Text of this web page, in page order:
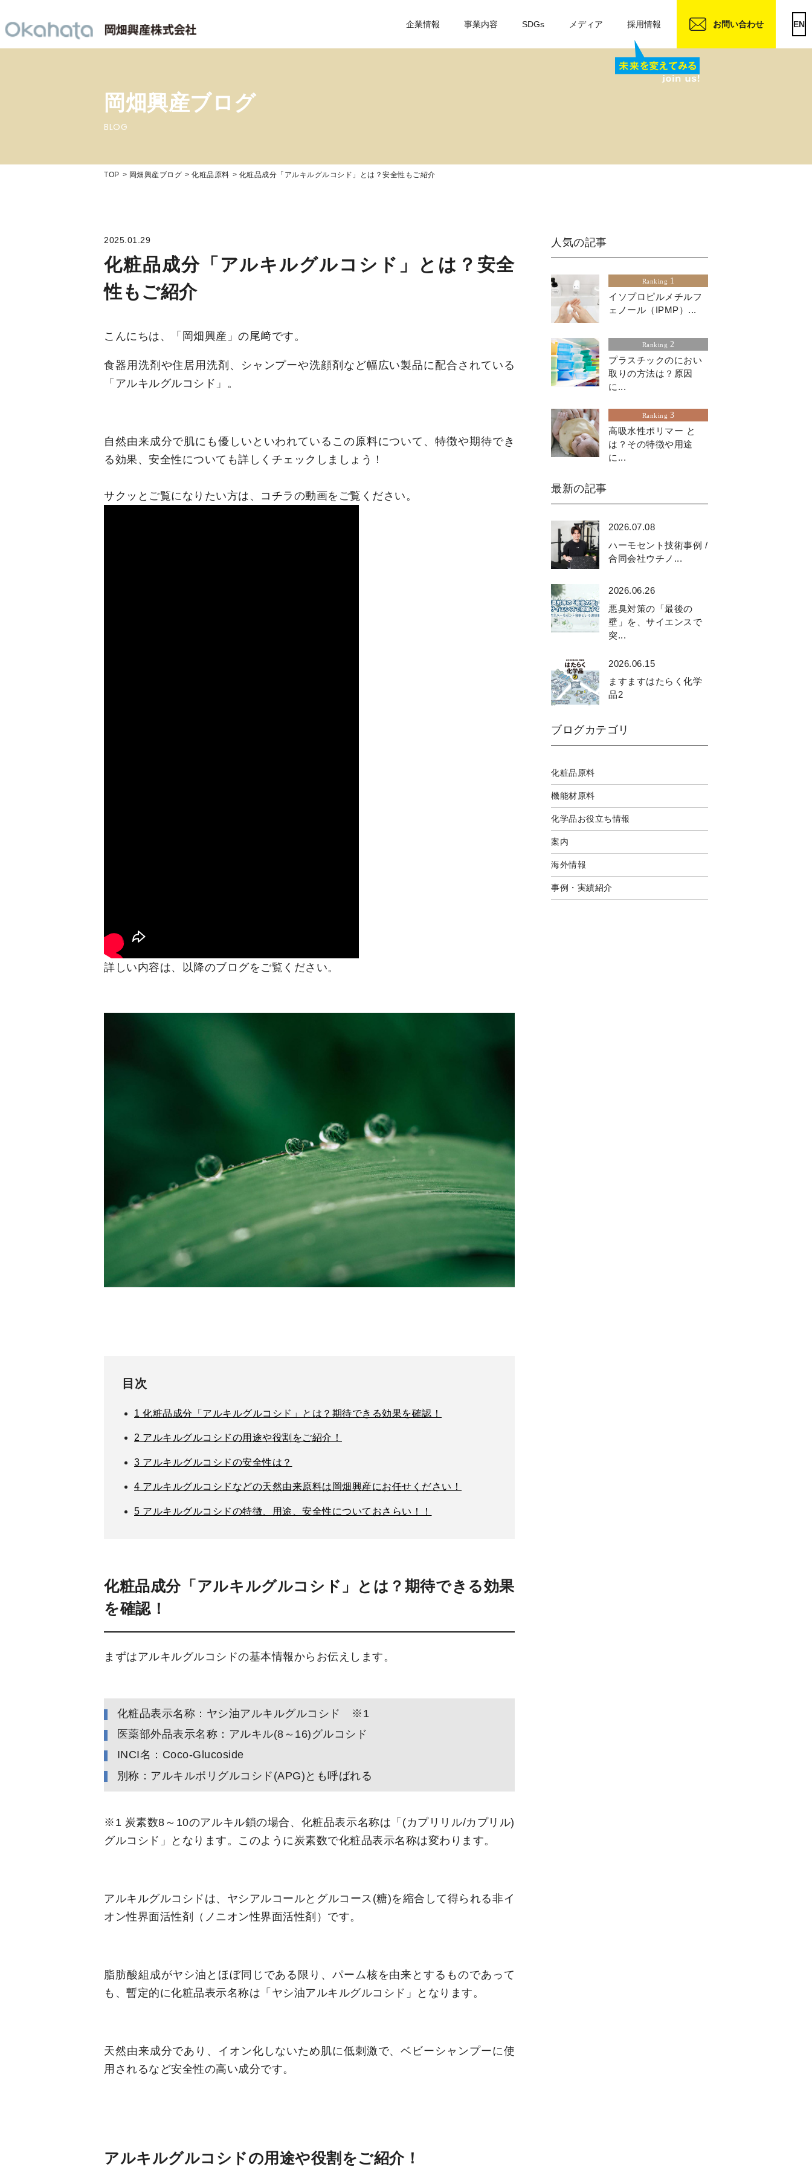
EN
企業情報 事業内容 SDGs メディア 採用情報 お問い合わせ
岡畑興産ブログ
BLOG
TOP 岡畑興産ブログ 化粧品原料 化粧品成分「アルキルグルコシド」とは？安全性もご紹介
2025.01.29
化粧品成分「アルキルグルコシド」とは？安全
性もご紹介
こんにちは、「岡畑興産」の尾﨑です。
食器用洗剤や住居用洗剤、シャンプーや洗顔剤など幅広い製品に配合されている
「アルキルグルコシド」。
自然由来成分で肌にも優しいといわれているこの原料について、特徴や期待でき
る効果、安全性についても詳しくチェックしましょう！
サクッとご覧になりたい方は、コチラの動画をご覧ください。
詳しい内容は、以降のブログをご覧ください。
目次
1 化粧品成分「アルキルグルコシド」とは？期待できる効果を確認！
2 アルキルグルコシドの用途や役割をご紹介！
3 アルキルグルコシドの安全性は？
4 アルキルグルコシドなどの天然由来原料は岡畑興産にお任せください！
5 アルキルグルコシドの特徴、用途、安全性についておさらい！！
化粧品成分「アルキルグルコシド」とは？期待できる効果
を確認！
まずはアルキルグルコシドの基本情報からお伝えします。
化粧品表示名称：ヤシ油アルキルグルコシド ※1
医薬部外品表示名称：アルキル(8～16)グルコシド
INCI名：Coco-Glucoside
別称：アルキルポリグルコシド(APG)とも呼ばれる
※1 炭素数8～10のアルキル鎖の場合、化粧品表示名称は「(カプリリル/カプリル)
グルコシド」となります。このように炭素数で化粧品表示名称は変わります。
アルキルグルコシドは、ヤシアルコールとグルコース(糖)を縮合して得られる非イ
オン性界面活性剤（ノニオン性界面活性剤）です。
脂肪酸組成がヤシ油とほぼ同じである限り、パーム核を由来とするものであって
も、暫定的に化粧品表示名称は「ヤシ油アルキルグルコシド」となります。
天然由来成分であり、イオン化しないため肌に低刺激で、ベビーシャンプーに使
用されるなど安全性の高い成分です。
アルキルグルコシドの用途や役割をご紹介！
人気の記事
Ranking 1
イソプロピルメチルフ
ェノール（IPMP）...
Ranking 2
プラスチックのにおい
取りの方法は？原因
に...
Ranking 3
高吸水性ポリマー と
は？その特徴や用途
に...
最新の記事
2026.07.08
ハーモセント技術事例 /
合同会社ウチノ...
2026.06.26
悪臭対策の「最後の
壁」を、サイエンスで
突...
2026.06.15
ますますはたらく化学
品2
ブログカテゴリ
化粧品原料
機能材原料
化学品お役立ち情報
案内
海外情報
事例・実績紹介